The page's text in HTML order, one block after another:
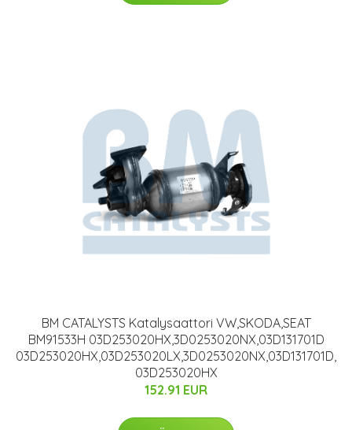
BM CATALYSTS Katalysaattori VW,SKODA,SEAT
BM91533H 03D253020HX,3D0253020NX,03D131701D
03D253020HX,03D253020LX,3D0253020NX,03D131701D,
03D253020HX
152.91 EUR